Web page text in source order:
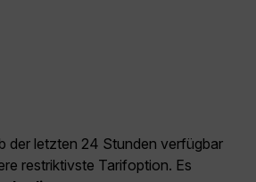
der letzten 24 Stunden verfügbar
restriktivste Tarifoption. Es